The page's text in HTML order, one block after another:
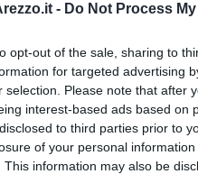
- Do Not Process
opt-out of the sale, sharing to
for targeted advertising
selection. Please note that after
interest-based ads based on
to third parties prior to
of your personal
This information may also be